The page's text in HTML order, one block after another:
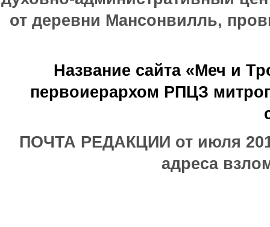
от деревни Мансонвилль,
Название сайта «Меч и
первоиерархом РПЦЗ
ПОЧТА РЕДАКЦИИ от июля
адреса